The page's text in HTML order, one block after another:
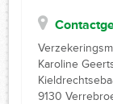
Karoline
9130